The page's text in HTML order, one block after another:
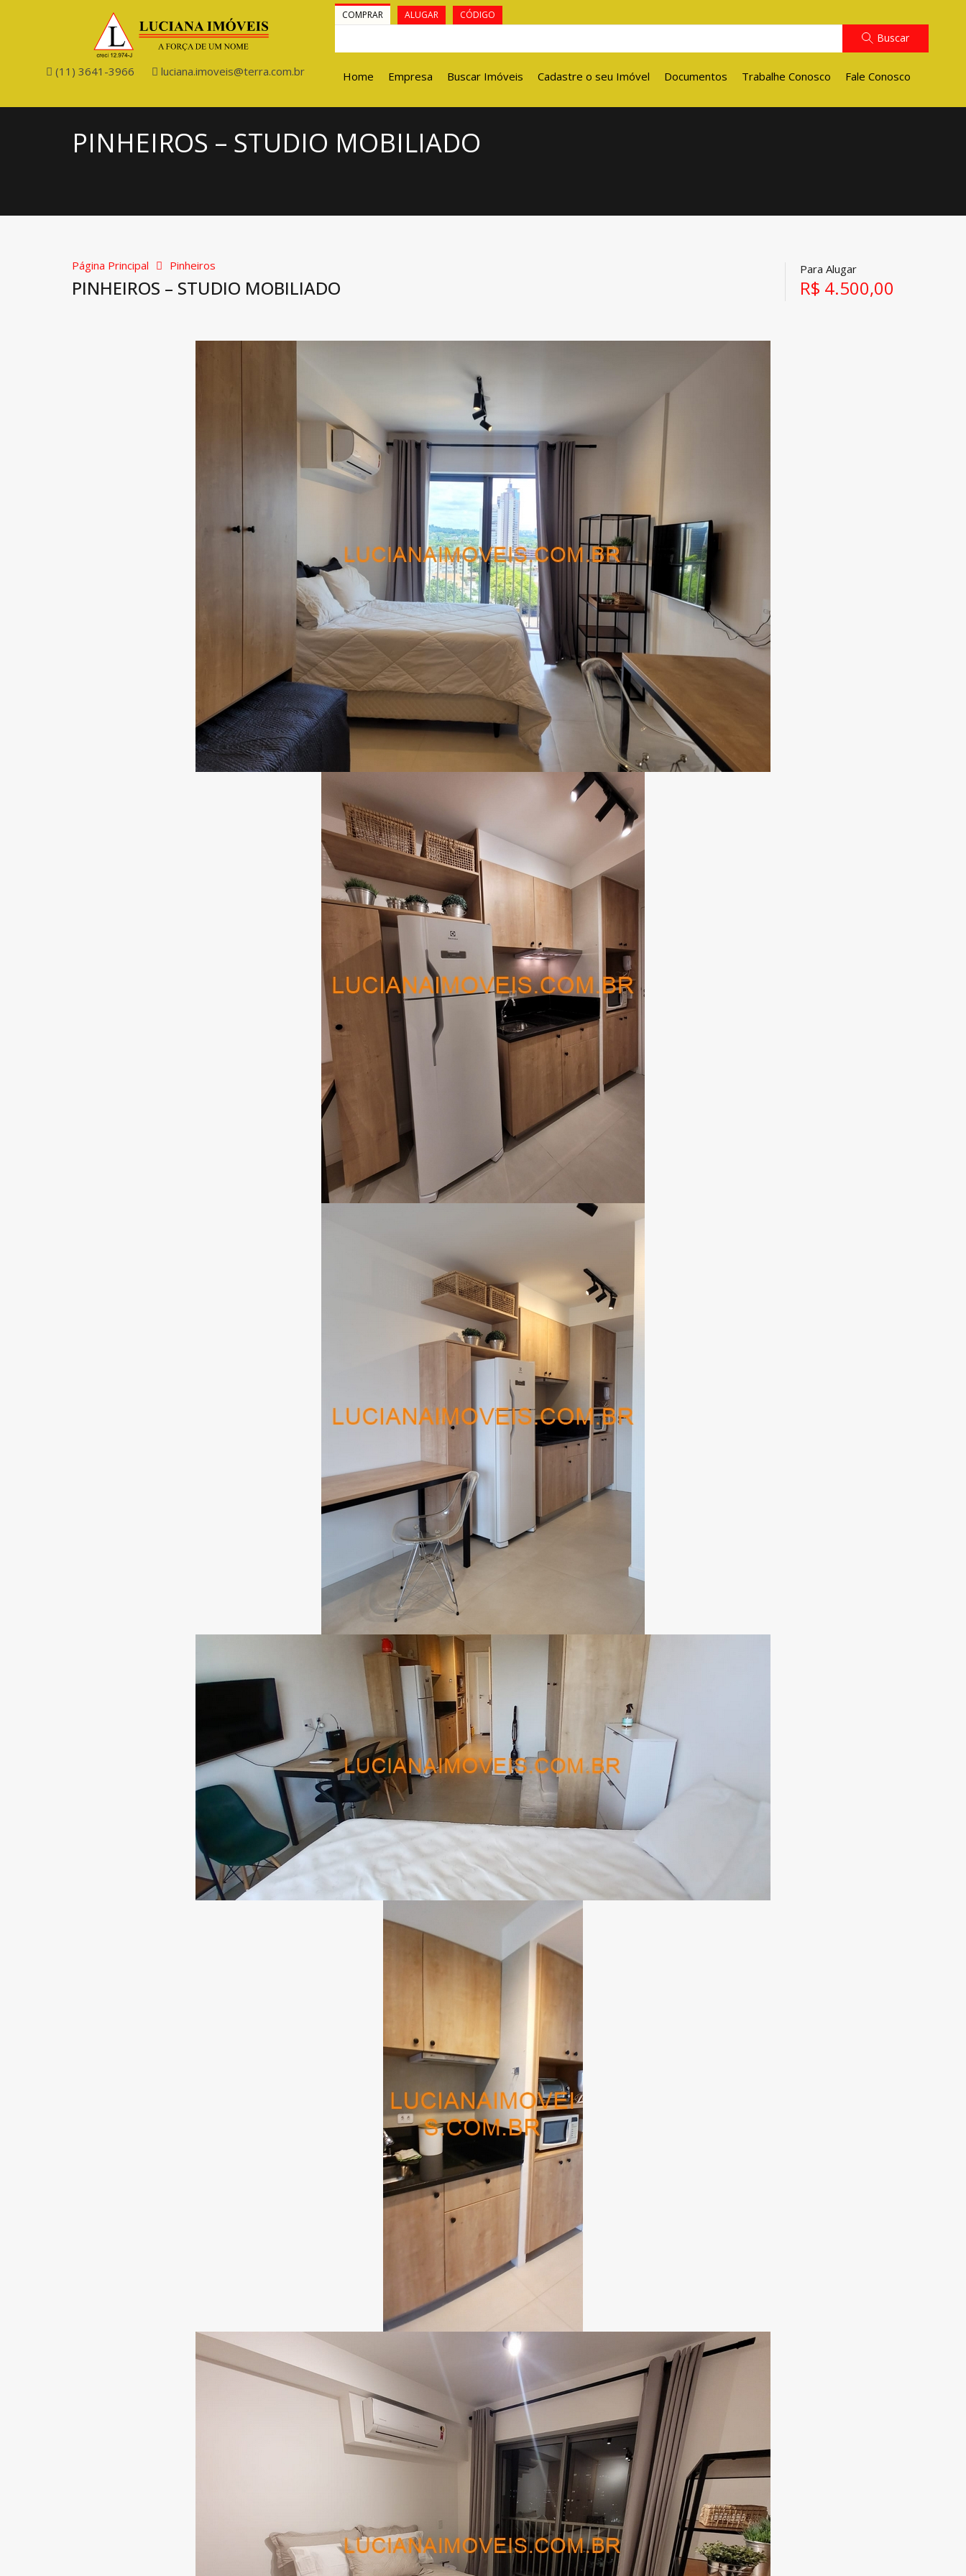
(11) 3641-3966 luciana.imoveis@terra.com.br
COMPRAR ALUGAR CÓDIGO
Buscar
Home Empresa Buscar Imóveis Cadastre o seu Imóvel Documentos Trabalhe Conosco Fale Conosco
PINHEIROS – STUDIO MOBILIADO
Página Principal Pinheiros
PINHEIROS – STUDIO MOBILIADO
Para Alugar
R$ 4.500,00